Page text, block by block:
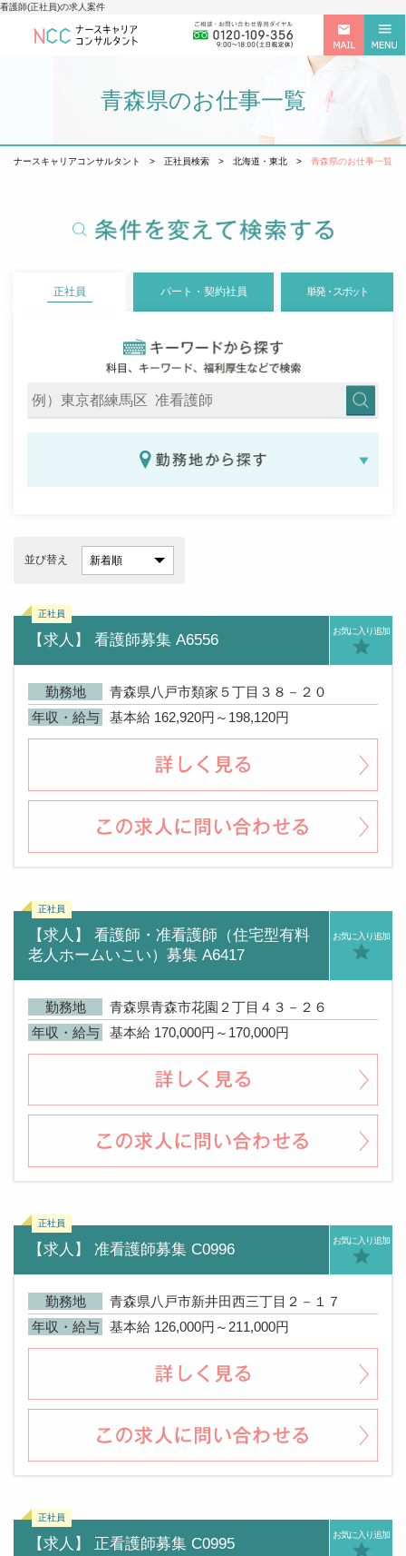
看護師(正社員)の求人案件
青森県のお仕事一覧
ナースキャリアコンサルタント > 正社員検索 > 北海道・東北 > 青森県のお仕事一覧
正社員 パート・契約社員 単発・スポット
並び替え
【求人】 看護師募集 A6556
お気に入り追加
勤務地
青森県八戸市類家５丁目３８－２０
年収・給与
基本給 162,920円～198,120円
【求人】 看護師・准看護師（住宅型有料
老人ホームいこい）募集 A6417
お気に入り追加
勤務地
青森県青森市花園２丁目４３－２６
年収・給与
基本給 170,000円～170,000円
【求人】 准看護師募集 C0996
お気に入り追加
勤務地
青森県八戸市新井田西三丁目２－１７
年収・給与
基本給 126,000円～211,000円
【求人】 正看護師募集 C0995
お気に入り追加